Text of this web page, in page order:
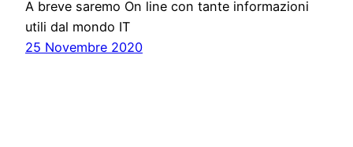
A breve saremo On line con tante informazioni
utili dal mondo IT
25 Novembre 2020